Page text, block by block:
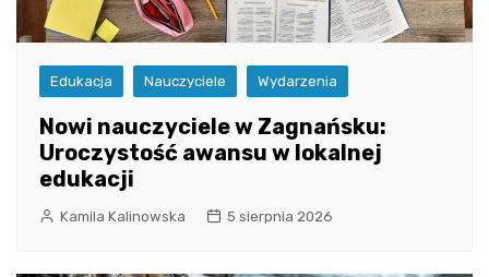
Edukacja Nauczyciele Wydarzenia
Nowi nauczyciele w Zagnańsku:
Uroczystość awansu w lokalnej
edukacji
Kamila Kalinowska 5 sierpnia 2026